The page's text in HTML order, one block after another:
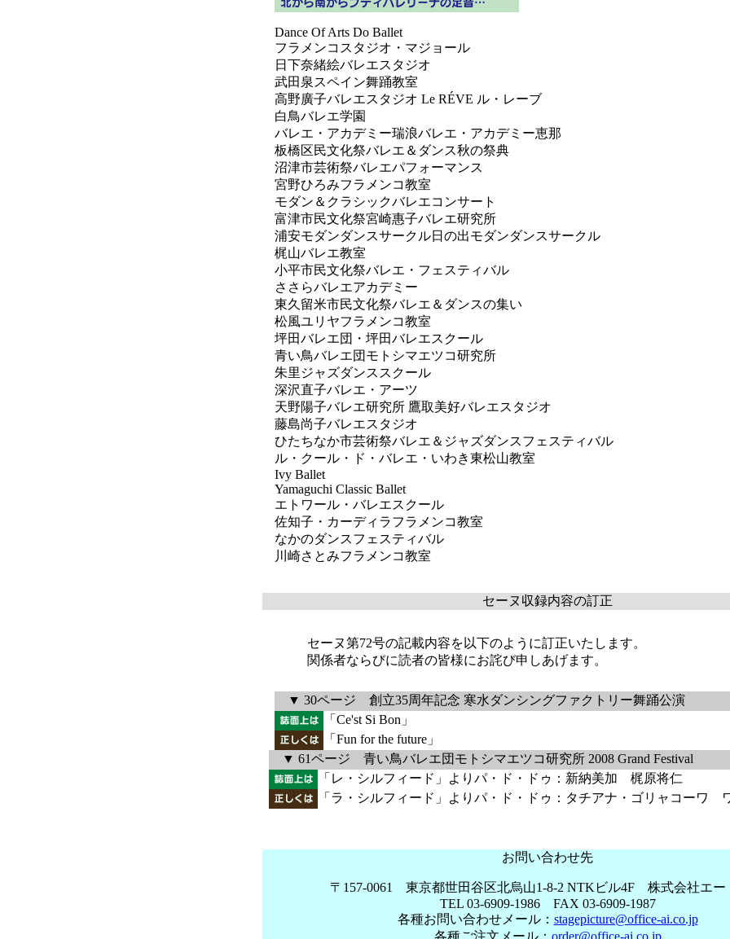
Dance Of Arts Do Ballet
フラメンコスタジオ・マジョール
日下奈緒絵バレエスタジオ
武田泉スペイン舞踊教室
高野廣子バレエスタジオ Le RÉVE ル・レーブ
白鳥バレエ学園
バレエ・アカデミー瑞浪バレエ・アカデミー恵那
板橋区民文化祭バレエ＆ダンス秋の祭典
沼津市芸術祭バレエパフォーマンス
宮野ひろみフラメンコ教室
モダン＆クラシックバレエコンサート
富津市民文化祭宮崎惠子バレエ研究所
浦安モダンダンスサークル日の出モダンダンスサークル
梶山バレエ教室
小平市民文化祭バレエ・フェスティバル
ささらバレエアカデミー
東久留米市民文化祭バレエ＆ダンスの集い
松風ユリヤフラメンコ教室
坪田バレエ団・坪田バレエスクール
青い鳥バレエ団モトシマエツコ研究所
朱里ジャズダンススクール
深沢直子バレエ・アーツ
天野陽子バレエ研究所 鷹取美好バレエスタジオ
藤島尚子バレエスタジオ
ひたちなか市芸術祭バレエ＆ジャズダンスフェスティバル
ル・クール・ド・バレエ・いわき東松山教室
Ivy Ballet
Yamaguchi Classic Ballet
エトワール・バレエスクール
佐知子・カーディラフラメンコ教室
なかのダンスフェスティバル
川崎さとみフラメンコ教室
セーヌ収録内容の訂正
セーヌ第72号の記載内容を以下のように訂正いたします。
関係者ならびに読者の皆様にお詫び申しあげます。
▼ 30ページ 創立35周年記念 寒水ダンシングファクトリー舞踊公演
「Ce'st Si Bon」
「Fun for the future」
▼ 61ページ 青い鳥バレエ団モトシマエツコ研究所 2008 Grand Festival
「レ・シルフィード」よりパ・ド・ドゥ：新納美加 梶原将仁
「ラ・シルフィード」よりパ・ド・ドゥ：タチアナ・ゴリャコーワ
お問い合わせ先
〒157-0061 東京都世田谷区北烏山1-8-2 NTKビル4F 株式会社エー
TEL 03-6909-1986 FAX 03-6909-1987
各種お問い合わせメール： stagepicture@office-ai.co.jp
各種ご注文メール： order@office-ai.co.jp